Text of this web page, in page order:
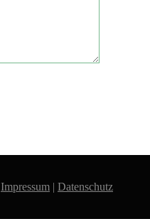
Impressum | Datenschutz